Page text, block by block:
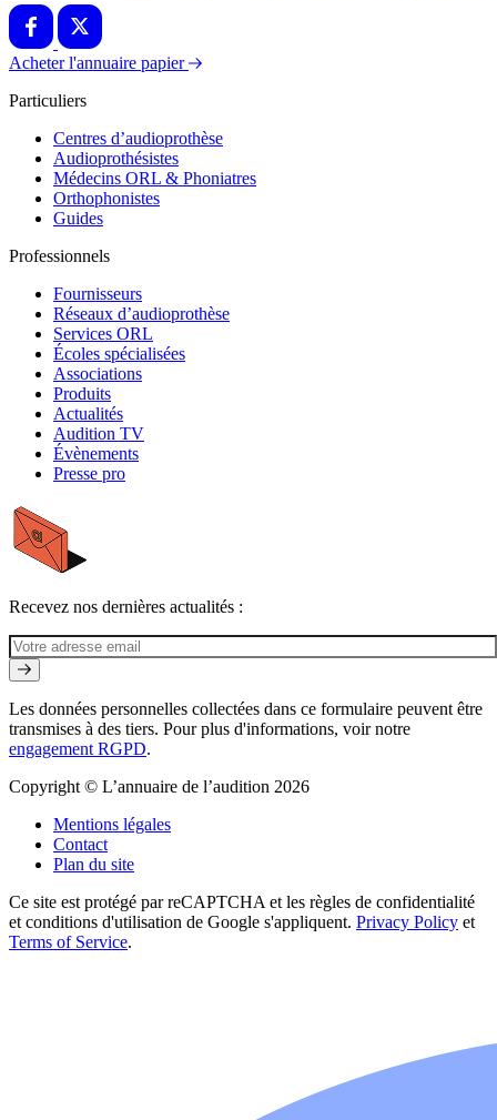
Acheter l'annuaire papier
Particuliers
Centres d’audioprothèse
Audioprothésistes
Médecins ORL & Phoniatres
Orthophonistes
Guides
Professionnels
Fournisseurs
Réseaux d’audioprothèse
Services ORL
Écoles spécialisées
Associations
Produits
Actualités
Audition TV
Évènements
Presse pro
Recevez nos dernières actualités :
Les données personnelles collectées dans ce formulaire peuvent être
transmises à des tiers. Pour plus d'informations, voir notre
engagement RGPD.
Copyright © L’annuaire de l’audition 2026
Mentions légales
Contact
Plan du site
Ce site est protégé par reCAPTCHA et les règles de confidentialité
et conditions d'utilisation de Google s'appliquent. Privacy Policy et
Terms of Service.